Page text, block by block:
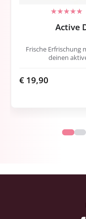
Active
Frische Erfrischung
deinen
€ 19,90